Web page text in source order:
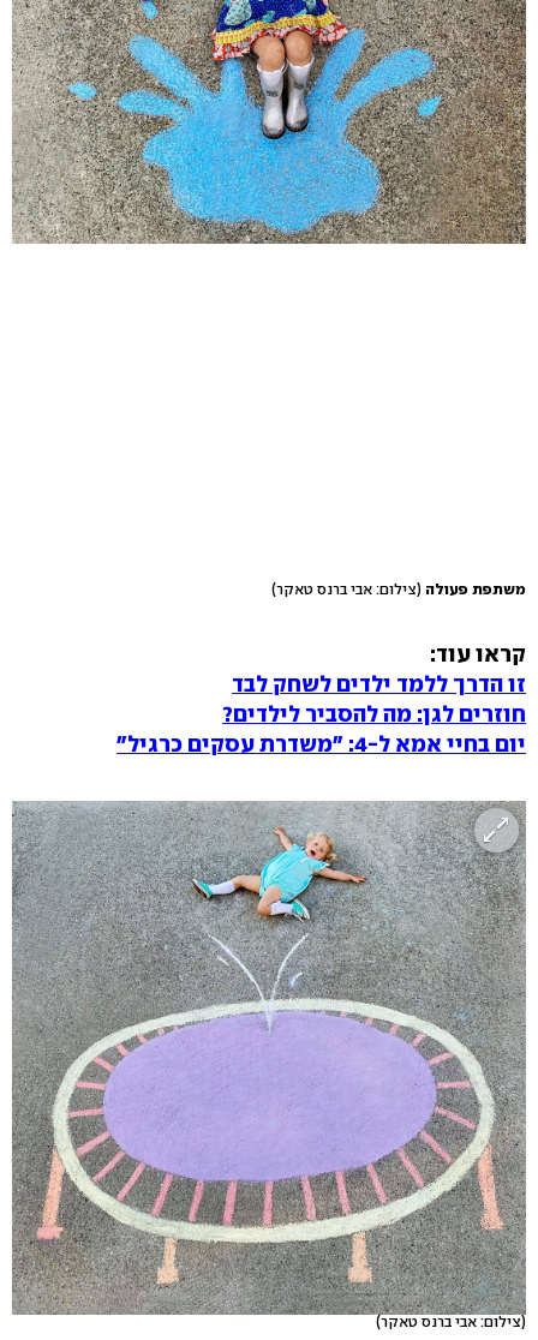
משתפת פעולה (צילום: אבי ברנס טאקר)
קראו עוד:
זו הדרך ללמד ילדים לשחק לבד
חוזרים לגן: מה להסביר לילדים?
יום בחיי אמא ל-4: "משדרת עסקים כרגיל"
(צילום: אבי ברנס טאקר)